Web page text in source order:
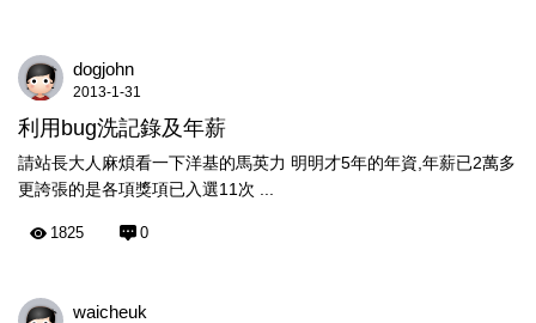
dogjohn
2013-1-31
利用bug洗記錄及年薪
請站長大人麻煩看一下洋基的馬英力 明明才5年的年資,年薪已2萬多
更誇張的是各項獎項已入選11次 ...
1825 0
waicheuk